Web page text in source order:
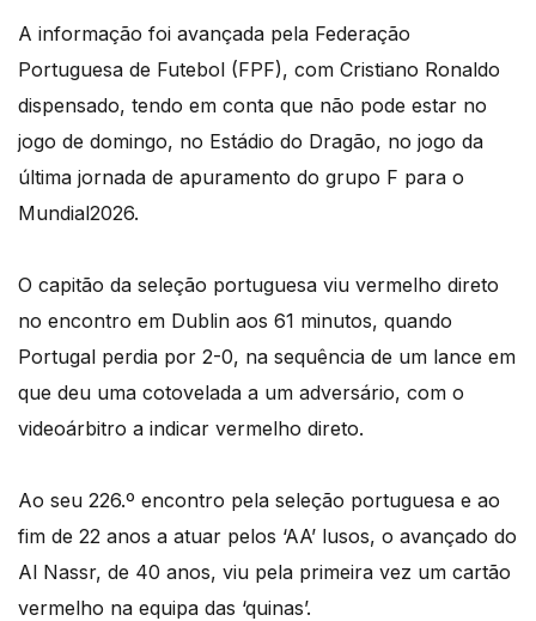
A informação foi avançada pela Federação
Portuguesa de Futebol (FPF), com Cristiano Ronaldo
dispensado, tendo em conta que não pode estar no
jogo de domingo, no Estádio do Dragão, no jogo da
última jornada de apuramento do grupo F para o
Mundial2026.
O capitão da seleção portuguesa viu vermelho direto
no encontro em Dublin aos 61 minutos, quando
Portugal perdia por 2-0, na sequência de um lance em
que deu uma cotovelada a um adversário, com o
videoárbitro a indicar vermelho direto.
Ao seu 226.º encontro pela seleção portuguesa e ao
fim de 22 anos a atuar pelos ‘AA’ lusos, o avançado do
Al Nassr, de 40 anos, viu pela primeira vez um cartão
vermelho na equipa das ‘quinas’.